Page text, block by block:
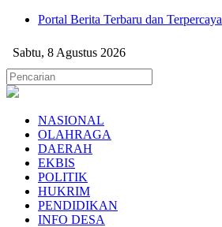
Portal Berita Terbaru dan Terpercaya
Sabtu, 8 Agustus 2026
NASIONAL
OLAHRAGA
DAERAH
EKBIS
POLITIK
HUKRIM
PENDIDIKAN
INFO DESA